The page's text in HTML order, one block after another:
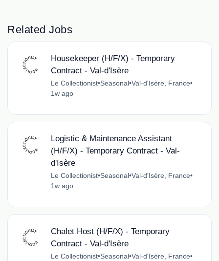
Related Jobs
Housekeeper (H/F/X) - Temporary
Contract - Val-d'Isère
Le Collectionist•Seasonal•Val-d'Isère, France•
1w ago
Logistic & Maintenance Assistant
(H/F/X) - Temporary Contract - Val-
d'Isère
Le Collectionist•Seasonal•Val-d'Isère, France•
1w ago
Chalet Host (H/F/X) - Temporary
Contract - Val-d'Isère
Le Collectionist•Seasonal•Val-d'Isère, France•